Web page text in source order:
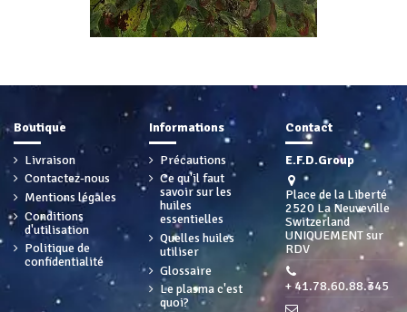
Boutique
Livraison
Contactez-nous
Mentions légales
Conditions
d'utilisation
Politique de
confidentialité
Informations
Précautions
Ce qu'il faut
savoir sur les
huiles
essentielles
Quelles huiles
utiliser
Glossaire
Le plasma c'est
quoi?
Contact
E.F.D.Group
Place de la Liberté
2520 La Neuveville
Switzerland
UNIQUEMENT sur
RDV
+ 41.78.60.88.345